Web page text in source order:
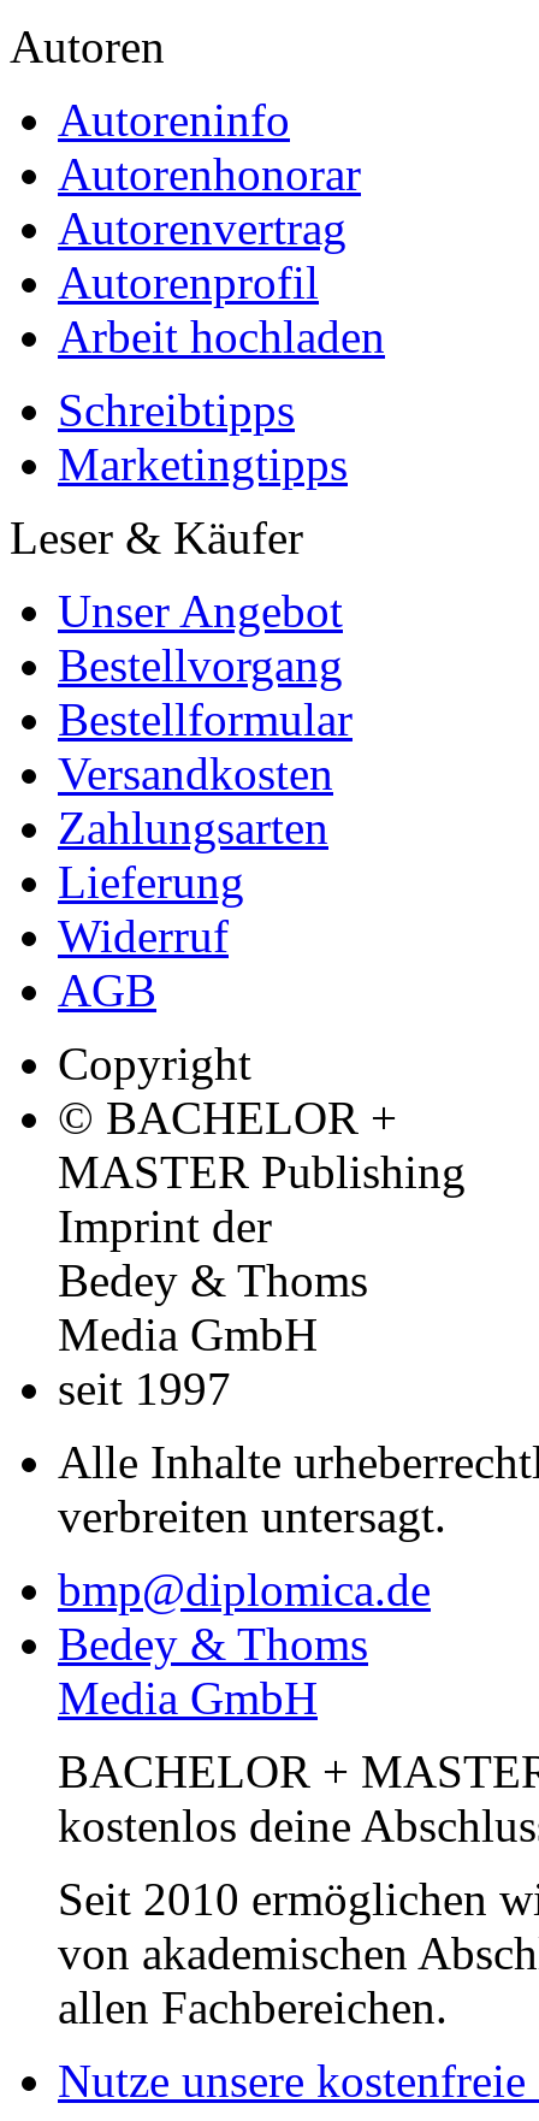
Autoren
Autoreninfo
Autorenhonorar
Autorenvertrag
Autorenprofil
Arbeit hochladen
Schreibtipps
Marketingtipps
Leser & Käufer
Unser Angebot
Bestellvorgang
Bestellformular
Versandkosten
Zahlungsarten
Lieferung
Widerruf
AGB
Copyright
© BACHELOR +
MASTER Publishing
Imprint der
Bedey & Thoms
Media GmbH
seit 1997
Alle Inhalte
verbreiten untersagt.
bmp@diplomica.de
Bedey & Thoms
Media GmbH
BACHELOR +
kostenlos deine
Seit 2010 ermöglichen
von akademischen
allen Fachbereichen.
Nutze unsere